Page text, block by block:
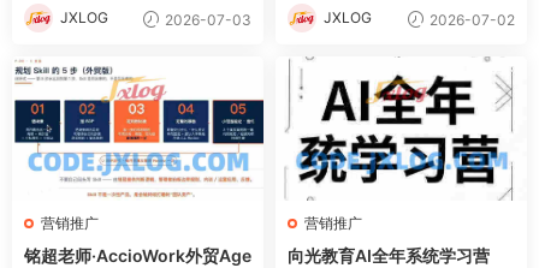
JXLOG 2026-07-03 JXLOG 2026-07-02
营销推广
铭超老师·AccioWork外贸Age
营销推广
向光教育AI全年系统学习营